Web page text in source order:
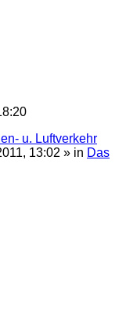
u. Luftverkehr
13:02 » in Das